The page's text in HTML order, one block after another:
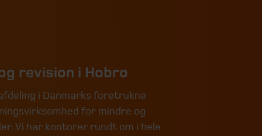
revision i Hobro
i Danmarks foretrukne
for mindre og
Vi har kontorer rundt om i hele